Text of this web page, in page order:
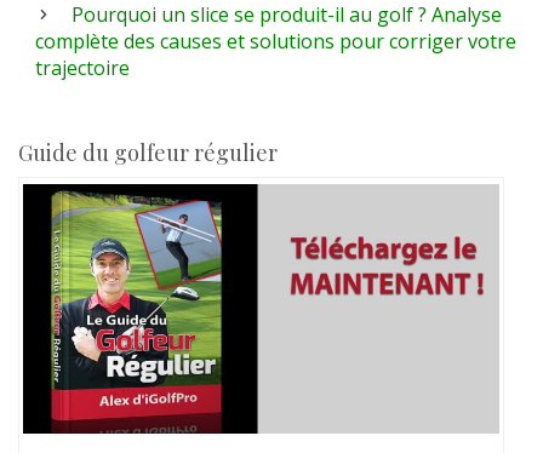
Pourquoi un slice se produit-il au golf ? Analyse
complète des causes et solutions pour corriger votre
trajectoire
Guide du golfeur régulier